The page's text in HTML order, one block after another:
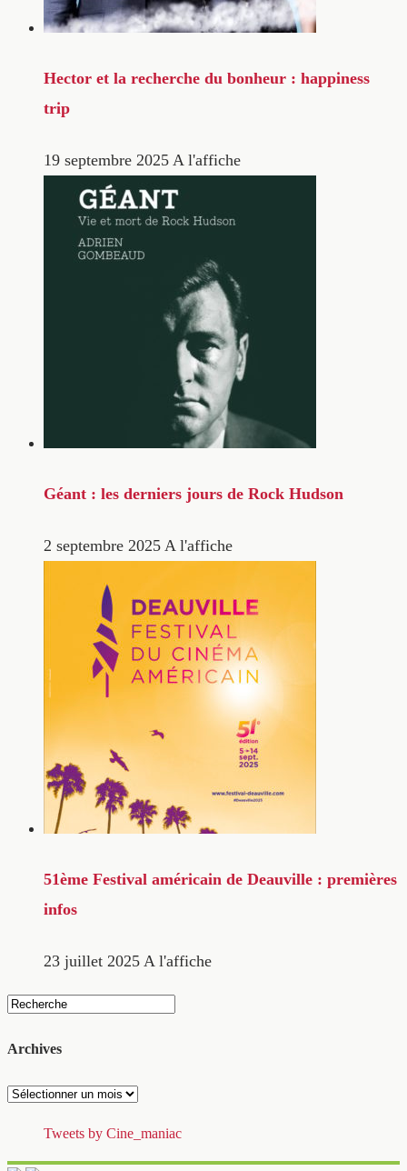
Hector et la recherche du bonheur : happiness
trip
19 septembre 2025 A l'affiche
Géant : les derniers jours de Rock Hudson
2 septembre 2025 A l'affiche
51ème Festival américain de Deauville : premières
infos
23 juillet 2025 A l'affiche
Archives
Archives
Tweets by Cine_maniac